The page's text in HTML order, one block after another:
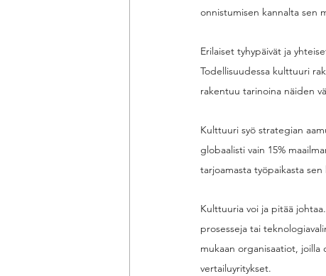
onnistumisen kannalta sen
Erilaiset tyhypäivät ja
Todellisuudessa kulttuuri
rakentuu tarinoina näiden
Kulttuuri syö strategian
globaalisti vain 15%
tarjoamasta työpaikasta
Kulttuuria voi ja pitää
prosesseja tai
mukaan organisaatiot, joilla
vertailuyritykset.